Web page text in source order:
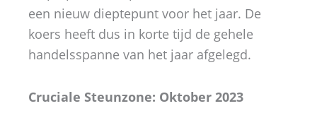
een nieuw dieptepunt voor het jaar. De
koers heeft dus in korte tijd de gehele
handelsspanne van het jaar afgelegd.
Cruciale Steunzone: Oktober 2023